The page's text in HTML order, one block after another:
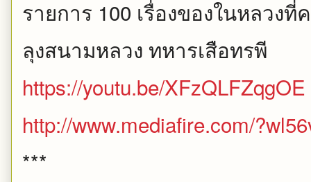
รายการ 100 เรื่องของในหลวง
ลุงสนามหลวง ทหารเสือทรพี
https://youtu.be/XFzQLFZqgOE
http://www.mediafire.com/
***